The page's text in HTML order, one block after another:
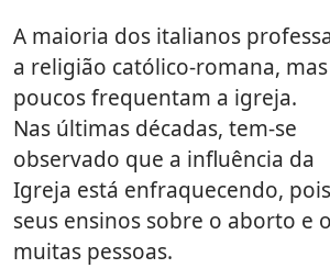
A maioria dos italianos
a religião católico-romana, mas
poucos frequentam a igreja.
Nas últimas décadas, tem-se
observado que a influência da
Igreja está enfraquecendo, pois
seus ensinos sobre o aborto
muitas pessoas.